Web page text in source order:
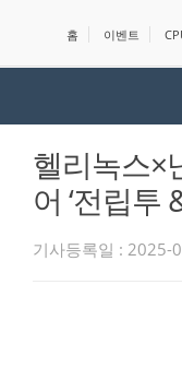
홈 이벤트
헬리녹스×
어 ‘전립투
기사등록일 : 2025-